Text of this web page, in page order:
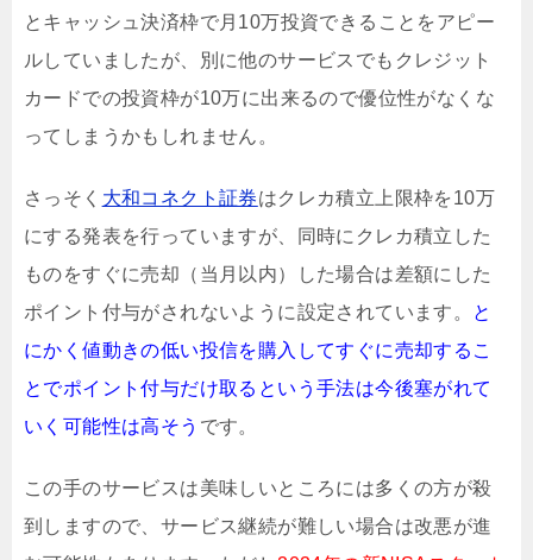
とキャッシュ決済枠で月10万投資できることをアピー
ルしていましたが、別に他のサービスでもクレジット
カードでの投資枠が10万に出来るので優位性がなくな
ってしまうかもしれません。
さっそく 大和コネクト証券はクレカ積立上限枠を10万
にする発表を行っていますが、同時にクレカ積立した
ものをすぐに売却（当月以内）した場合は差額にした
ポイント付与がされないように設定されています。
と
にかく値動きの低い投信を購入してすぐに売却するこ
とでポイント付与だけ取るという手法は今後塞がれて
いく可能性は高そう です。
この手のサービスは美味しいところには多くの方が殺
到しますので、サービス継続が難しい場合は改悪が進